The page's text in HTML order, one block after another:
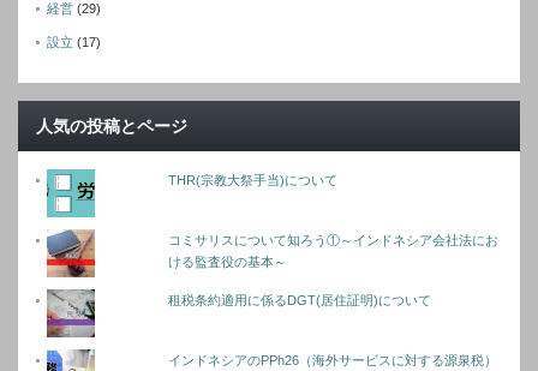
経営 (29)
設立 (17)
人気の投稿とページ
THR(宗教大祭手当)について
コミサリスについて知ろう①～インドネシア会社法にお
ける監査役の基本～
租税条約適用に係るDGT(居住証明)について
インドネシアのPPh26（海外サービスに対する源泉税）